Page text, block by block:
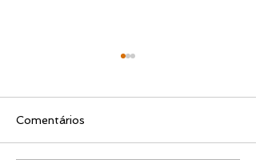
Comentários